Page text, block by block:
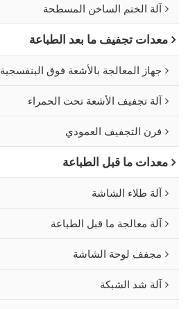
آلة الختم الساخن المسطحة
معدات تجفيف ما بعد الطباعة
جهاز المعالجة بالأشعة فوق البنفسجية
آلة تجفيف الأشعة تحت الحمراء
فرن التجفيف العمودي
معدات ما قبل الطباعة
آلة طلاء الشاشة
آلة معالجة ما قبل الطباعة
مجفف لوحة الشاشة
آلة شد الشبكة